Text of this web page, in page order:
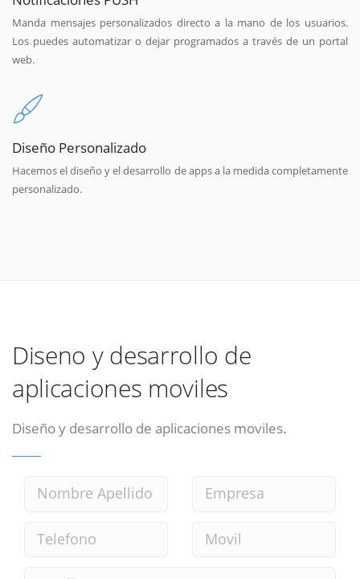
Manda mensajes personalizados directo a la mano de los usuarios.
Los puedes automatizar o dejar programados a través de un portal
web.
Diseño Personalizado
Hacemos el diseño y el desarrollo de apps a la medida completamente
personalizado.
Diseno y desarrollo de
aplicaciones moviles
Diseño y desarrollo de aplicaciones moviles.